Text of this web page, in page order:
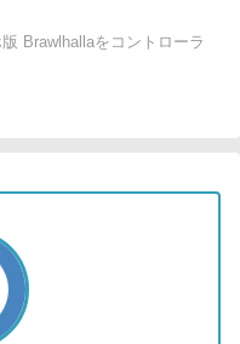
版 Brawlhallaをコントローラ